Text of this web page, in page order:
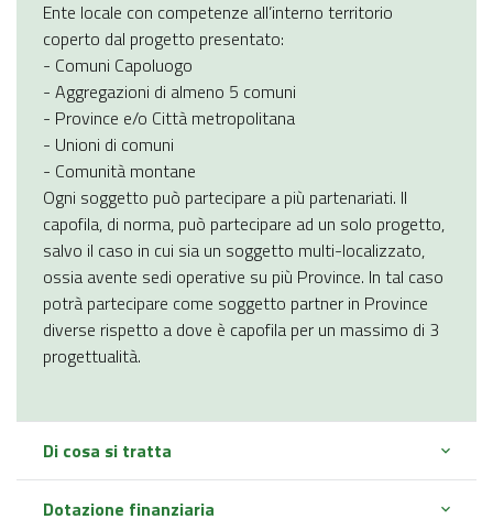
Ente locale con competenze all’interno territorio
coperto dal progetto presentato:
- Comuni Capoluogo
- Aggregazioni di almeno 5 comuni
- Province e/o Città metropolitana
- Unioni di comuni
- Comunità montane
Ogni soggetto può partecipare a più partenariati. Il
capofila, di norma, può partecipare ad un solo progetto,
salvo il caso in cui sia un soggetto multi-localizzato,
ossia avente sedi operative su più Province. In tal caso
potrà partecipare come soggetto partner in Province
diverse rispetto a dove è capofila per un massimo di 3
progettualità.
Di cosa si tratta
Dotazione finanziaria